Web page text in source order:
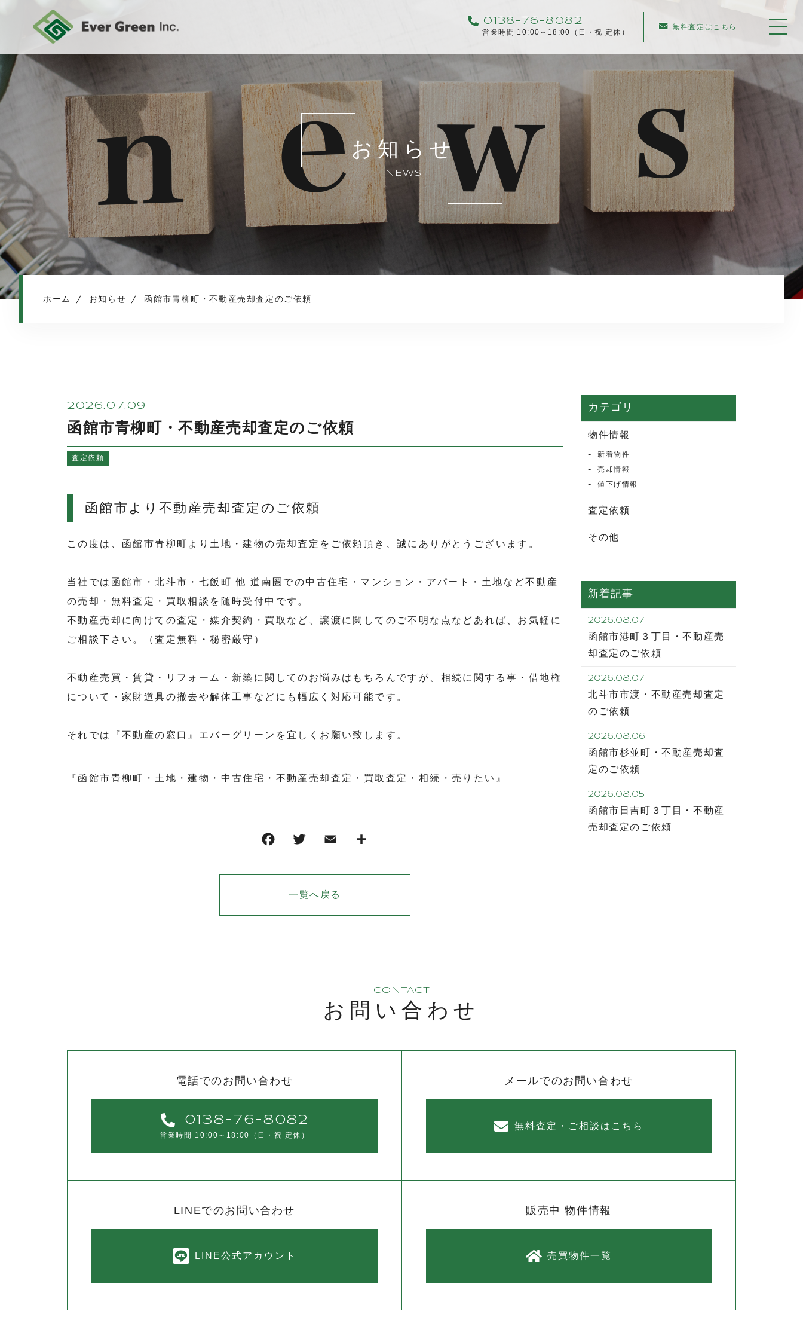
0138-76-8082
営業時間 10:00～18:00（日・祝 定休）
無料査定はこちら
当社について
不動産売却について
仲介売却
業者買取
不動産相続
プライバシーポリシー
お知らせ
NEWS
ホーム お知らせ 函館市青柳町・不動産売却査定のご依頼
2026.07.09
函館市青柳町・不動産売却査定のご依頼
査定依頼
函館市より不動産売却査定のご依頼
この度は、函館市青柳町より土地・建物の売却査定をご依頼頂き、誠にありがとうございます。
当社では函館市・北斗市・七飯町 他 道南圏での中古住宅・マンション・アパート・土地など不動産
の売却・無料査定・買取相談を随時受付中です。
不動産売却に向けての査定・媒介契約・買取など、譲渡に関してのご不明な点などあれば、お気軽に
ご相談下さい。（査定無料・秘密厳守）
不動産売買・賃貸・リフォーム・新築に関してのお悩みはもちろんですが、相続に関する事・借地権
について・家財道具の撤去や解体工事などにも幅広く対応可能です。
それでは『不動産の窓口』エバーグリーンを宜しくお願い致します。
『函館市青柳町・土地・建物・中古住宅・不動産売却査定・買取査定・相続・売りたい』
一覧へ戻る
カテゴリ
物件情報
新着物件
売却情報
値下げ情報
査定依頼
その他
新着記事
2026.08.07
函館市港町３丁目・不動産売
却査定のご依頼
2026.08.07
北斗市市渡・不動産売却査定
のご依頼
2026.08.06
函館市杉並町・不動産売却査
定のご依頼
2026.08.05
函館市日吉町３丁目・不動産
売却査定のご依頼
CONTACT
お問い合わせ
電話でのお問い合わせ
0138-76-8082
営業時間 10:00～18:00 （日・祝 定休）
メールでのお問い合わせ
無料査定・ご相談はこちら
LINEでのお問い合わせ
LINE公式アカウント
販売中 物件情報
売買物件一覧